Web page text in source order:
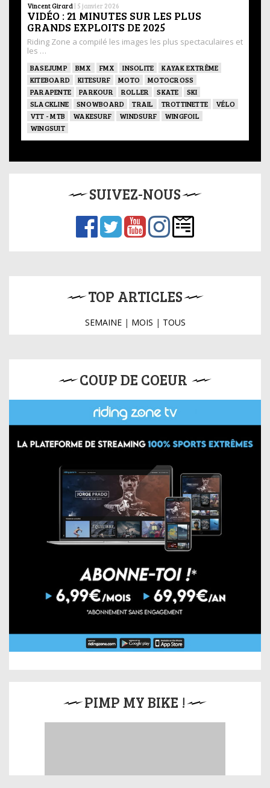
Vincent Girard | 5 janvier 2026
VIDÉO : 21 MINUTES SUR LES PLUS
GRANDS EXPLOITS DE 2025
Riding Zone a compilé les images les plus spectaculaires et
les …
BASEJUMP BMX FMX INSOLITE
KAYAK EXTRÊME
KITEBOARD
KITESURF MOTO
MOTOCROSS
PARAPENTE
PARKOUR ROLLER SKATE
SKI
SLACKLINE
SNOWBOARD TRAIL TROTTINETTE
VÉLO
VTT - MTB
WAKESURF WINDSURF
WINGFOIL
WINGSUIT
SUIVEZ-NOUS
TOP ARTICLES
SEMAINE| MOIS | TOUS
COUP DE COEUR
PIMP MY BIKE !